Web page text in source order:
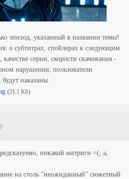
эпизод, указанный в названии темы!
о субтитрах, спойлерах к следующим
серии, скорости скачивания -
нарушении, пользователи
наказаны.
(21.1 Kb)
никакой интриги =(, а,
на столь "неожиданный" сюжетный